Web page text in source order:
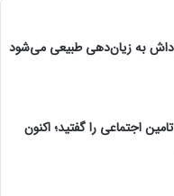
به زیان‌دهی طبیعی می‌شود
اجتماعی را گفتید؛ اکنون